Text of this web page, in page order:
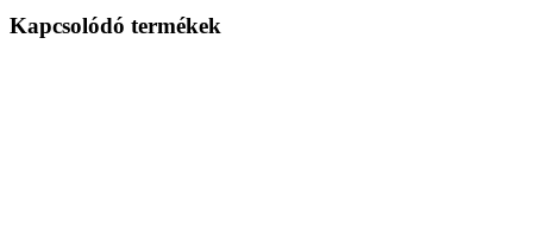
Kapcsolódó termékek